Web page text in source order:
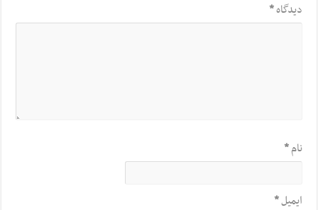
دیدگاه*
نام*
ایمیل*